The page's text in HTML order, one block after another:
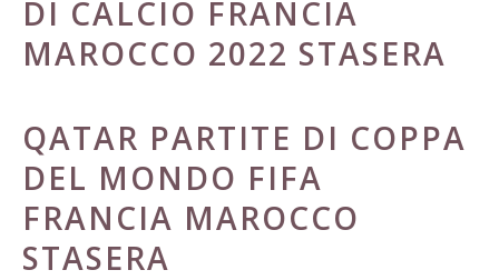
DI CALCIO FRANCIA
MAROCCO 2022 STASERA
QATAR PARTITE DI COPPA
DEL MONDO FIFA
FRANCIA MAROCCO
STASERA